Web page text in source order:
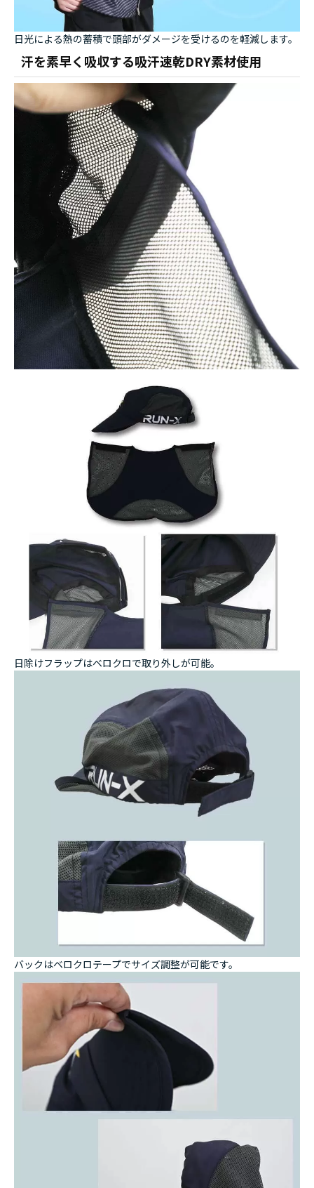
日光による熱の蓄積で頭部がダメージを受けるのを軽減します。
汗を素早く吸収する吸汗速乾DRY素材使用
日除けフラップはベロクロで取り外しが可能。
バックはベロクロテープでサイズ調整が可能です。